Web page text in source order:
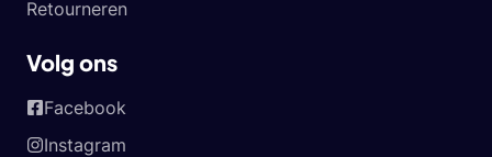
Retourneren
Volg ons
Facebook
Instagram